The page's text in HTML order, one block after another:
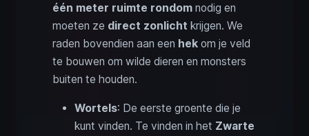
één meter ruimte rondom nodig en
moeten ze direct zonlicht krijgen. We
raden bovendien aan een hek om je veld
te bouwen om wilde dieren en monsters
buiten te houden.
Wortels: De eerste groente die je
kunt vinden. Te vinden in het Zwarte